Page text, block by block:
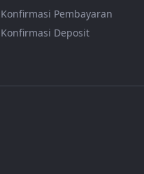
Konfirmasi Pembayaran
Konfirmasi Deposit